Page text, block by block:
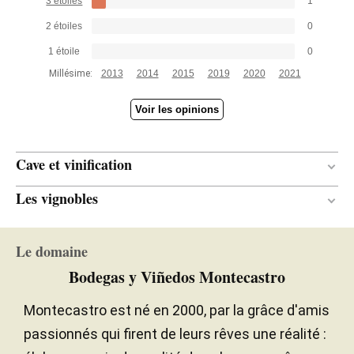
integrated; they only used 20% new barrels. The
wine s harmonious and balanced, going back to the
"vino fino" style with surprisingly polished tannins.
This is really impressive. It was a shorter crop, and
bottled in June 2024.
— Luis Gutiérrez (19/06/2025)
Robert Parker Wine Advocate
Millésime 2022 - 93 PARKER
2 étoiles 0
1 étoile
0
Millésime:
2013 2014 2015 2019 2020 2021
Voir les opinions
Cave et vinification
DURÉE DE L'ÉLEVAGE
ÂGE DES BARRIQUES Neuves, de deux et trois ans
Les vignobles
Le domaine
Bodegas y Viñedos Montecastro
Montecastro est né en 2000, par la grâce d'amis
passionnés qui firent de leurs rêves une réalité :